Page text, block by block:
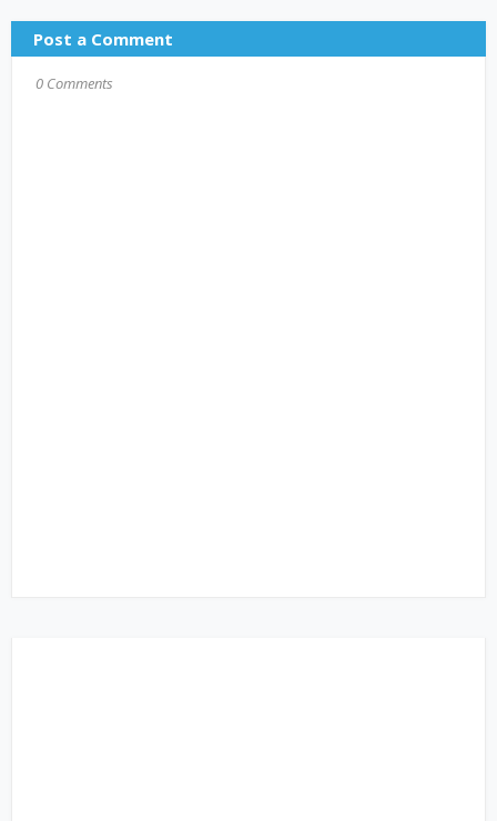
Post a Comment
0 Comments